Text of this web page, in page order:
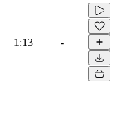
1:13 -